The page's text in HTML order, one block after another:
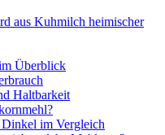
aus Kuhmilch heimischer
Überblick
Haltbarkeit
im Vergleich